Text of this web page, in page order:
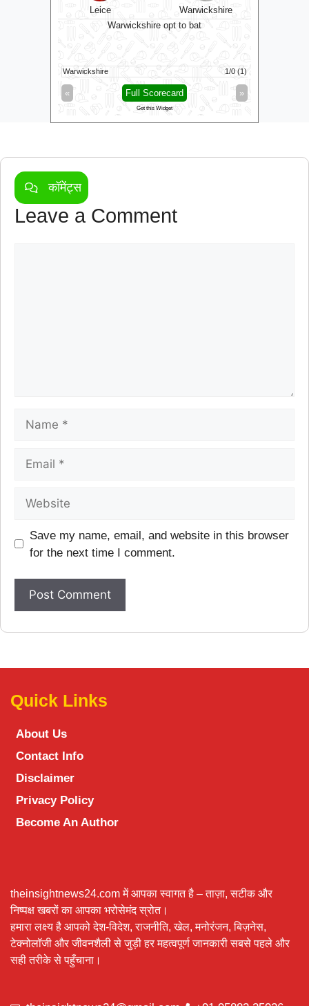
Leice
Warwickshire
Warwickshire opt to bat
Warwickshire 1/0 (1)
« »
Full Scorecard
Get this Widget
कॉमेंट्स
Leave a Comment
Save my name, email, and website in this browser
for the next time I comment.
Quick Links
About Us
Contact Info
Disclaimer
Privacy Policy
Become An Author
theinsightnews24.com में आपका स्वागत है – ताज़ा, सटीक और
निष्पक्ष खबरों का आपका भरोसेमंद स्रोत।
हमारा लक्ष्य है आपको देश-विदेश, राजनीति, खेल, मनोरंजन, बिज़नेस,
टेक्नोलॉजी और जीवनशैली से जुड़ी हर महत्वपूर्ण जानकारी सबसे पहले और
सही तरीके से पहुँचाना।